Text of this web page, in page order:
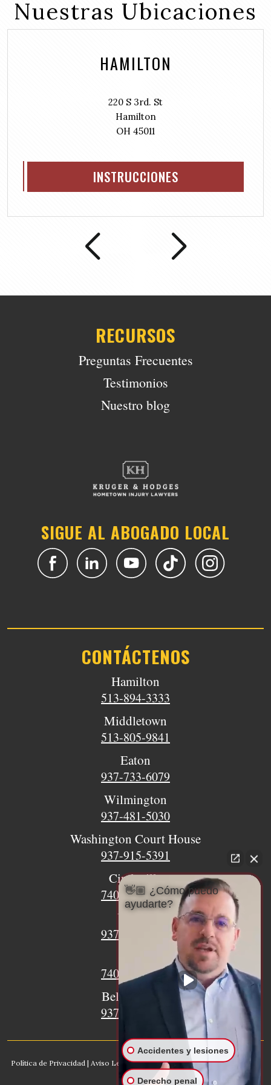
)
e
d
R
e
q
Nuestras Ubicaciones
HAMILTON
220 S 3rd. St
Hamilton
OH 45011
INSTRUCCIONES
RECURSOS
Preguntas Frecuentes
Testimonios
Nuestro blog
SIGUE AL ABOGADO LOCAL
CONTÁCTENOS
Hamilton
513-894-3333
Middletown
513-805-9841
Eaton
937-733-6079
Wilmington
937-481-5030
Washington Court House
937-915-5391
Circleville
740-620-9018
Urbana
937-770-8932
740-497-4233
Bellefontaine
937-468-5176
Política de Privacidad| Aviso Legal|Mapa del sitio|IA, Conozca nuestro
bufete
👋🏼 ¿Cómo puedo
ayudarte?
Accidentes y lesiones
Derecho penal